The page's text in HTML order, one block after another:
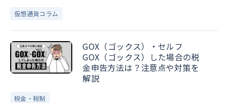
仮想通貨コラム
GOX（ゴックス）・セルフ
GOX（ゴックス）した場合の税
金申告方法は？注意点や対策を
解説
税金・税制